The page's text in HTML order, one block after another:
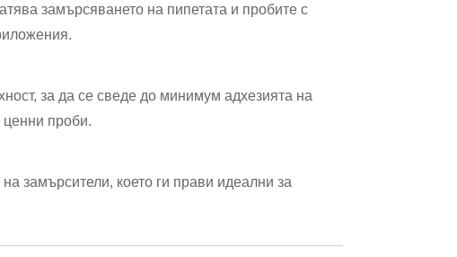
замърсяването на пипетата и пробите с
за да се сведе до минимум адхезията на
ценни проби.
замърсители, което ги прави идеални за